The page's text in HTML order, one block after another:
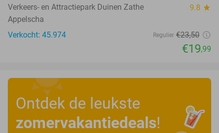
Verkeers- en Attractiepark Duinen Zathe 9.8 star
Appelscha
Verkocht: 45.974
Regulier €23,50
€19,99
Ontdek de leukste
zomervakantiedeals!